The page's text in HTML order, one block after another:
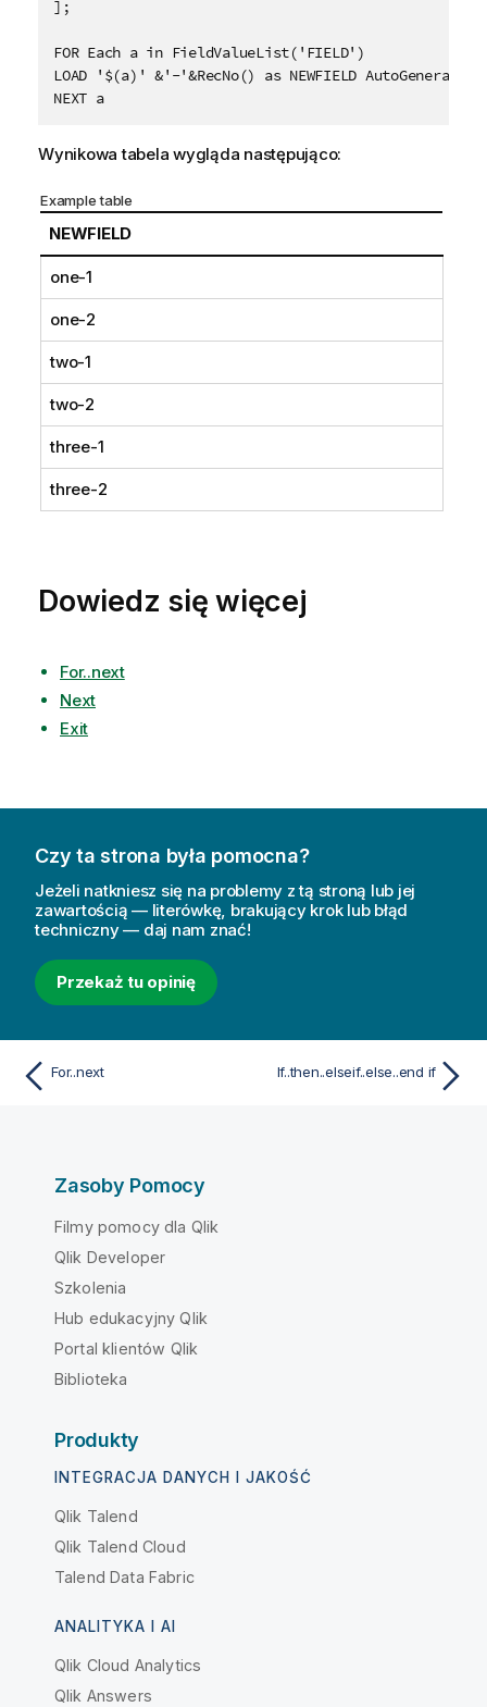
];
FOR Each a in FieldValueList('FIELD')
LOAD '$(a)' &'-'&RecNo() as NEWFIELD AutoGenerate
Wynikowa tabela wygląda następująco:
Example table
NEWFIELD
one-1
one-2
two-1
two-2
three-1
three-2
Dowiedz się więcej
For..next
Next
Exit
Czy ta strona była pomocna?
Jeżeli natkniesz się na problemy z tą stroną lub jej
zawartością — literówkę, brakujący krok lub błąd
techniczny — daj nam znać!
Przekaż tu opinię
For..next If..then..elseif..else..end if
Zasoby Pomocy
Filmy pomocy dla Qlik
Qlik Developer
Szkolenia
Hub edukacyjny Qlik
Portal klientów Qlik
Biblioteka
Produkty
INTEGRACJA DANYCH I JAKOŚĆ
Qlik Talend
Qlik Talend Cloud
Talend Data Fabric
ANALITYKA I AI
Qlik Cloud Analytics
Qlik Answers